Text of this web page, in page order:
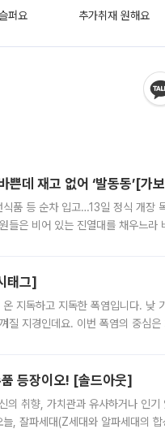
슬퍼요 추가취재 원해요
데 재고 없어 ‘발동동’[가
품 등 순차 입고…13일 정식 개장
들은 비어 있는 진열대를 채우느라
태그]
온 지독하고 지독한 폭염입니다.
질 지경인데요. 이번 폭염의 중심
등장이오! [솔드아웃]
의 취향, 가치관과 유사하거나 인
, 잘파세대(Z세대와 알파세대의 합